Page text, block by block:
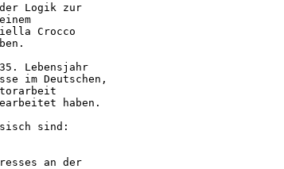
Logik zur
Crocco
Lebensjahr
im Deutschen,
haben.
sind:
an der